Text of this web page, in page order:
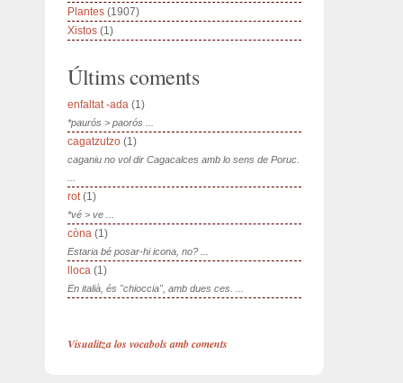
Plantes (1907)
Xistos (1)
Últims coments
enfaltat -ada (1)
*paurós > paorós ...
cagatzutzo (1)
caganiu no vol dir Cagacalces amb lo sens de Poruc.
rot(1)
*vé > ve ...
còna (1)
Estaria bé posar-hi icona, no? ...
lloca (1)
En italià, és "chioccia", amb dues ces. ...
Visualitza los vocabols amb coments